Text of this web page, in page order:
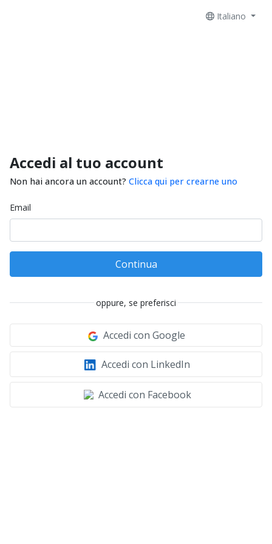
Italiano
Accedi al tuo account
Non hai ancora un account? Clicca qui per crearne uno
Email
Continua
oppure, se preferisci
Accedi con Google
Accedi con LinkedIn
Accedi con Facebook